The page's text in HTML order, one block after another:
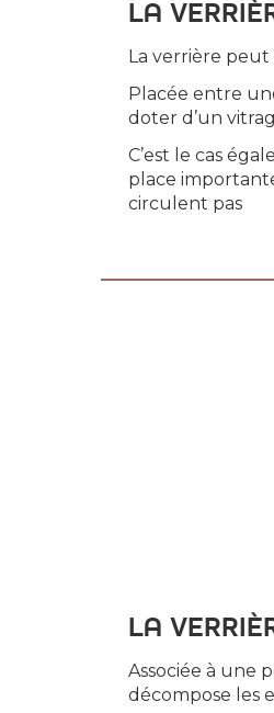
LA
La verrière
Placée entre
doter d’un
C’est le cas
place
circulent pas
LA
Associée à une
décompose les